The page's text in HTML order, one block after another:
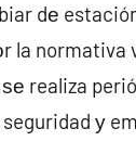
dе
la normativa
realiza
у